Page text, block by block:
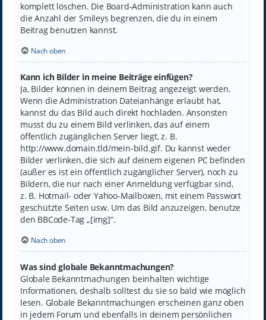
komplett löschen. Die Board-Administration kann auch
die Anzahl der Smileys begrenzen, die du in einem
Beitrag benutzen kannst.
Nach oben
Kann ich Bilder in meine Beiträge einfügen?
Ja, Bilder können in deinem Beitrag angezeigt werden.
Wenn die Administration Dateianhänge erlaubt hat,
kannst du das Bild auch direkt hochladen. Ansonsten
musst du zu einem Bild verlinken, das auf einem
öffentlich zugänglichen Server liegt, z. B.
http://www.domain.tld/mein-bild.gif. Du kannst weder
Bilder verlinken, die sich auf deinem eigenen PC befinden
(außer es ist ein öffentlich zugänglicher Server), noch zu
Bildern, die nur nach einer Anmeldung verfügbar sind,
z. B. Hotmail- oder Yahoo-Mailboxen, mit einem Passwort
geschützte Seiten usw. Um das Bild anzuzeigen, benutze
den BBCode-Tag „[img]“.
Nach oben
Was sind globale Bekanntmachungen?
Globale Bekanntmachungen beinhalten wichtige
Informationen, deshalb solltest du sie so bald wie möglich
lesen. Globale Bekanntmachungen erscheinen ganz oben
in jedem Forum und ebenfalls in deinem persönlichen